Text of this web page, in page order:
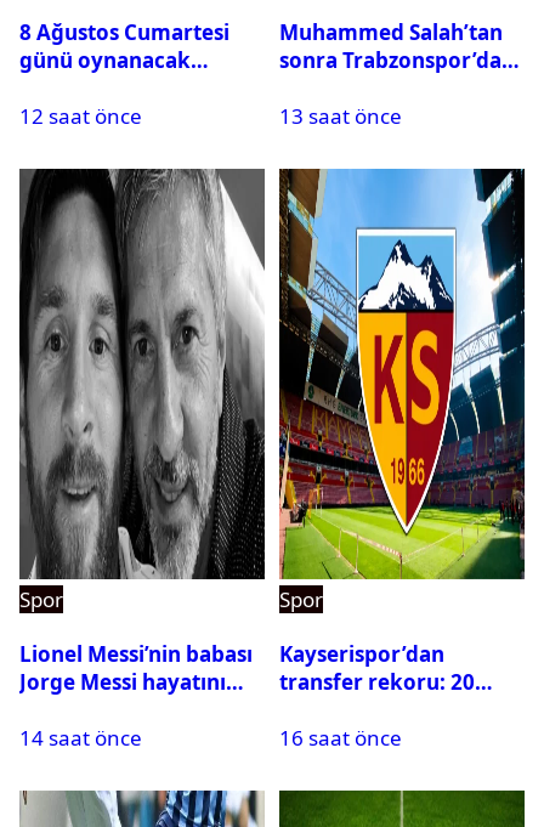
8 Ağustos Cumartesi
günü oynanacak
12 saat önce
Muhammed Salah’tan
sonra Trabzonspor’dan
13 saat önce
Spor
Lionel Messi’nin babası
Jorge Messi hayatını
14 saat önce
Spor
Kayserispor’dan
transfer rekoru: 20
16 saat önce